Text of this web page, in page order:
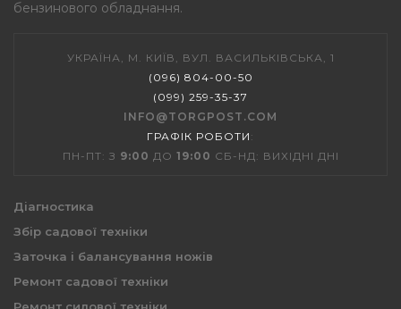
бензинового обладнання.
УКРАЇНА, М. КИЇВ, ВУЛ. ВАСИЛЬКІВСЬКА, 1
(096) 804-00-50
(099) 259-35-37
INFO@TORGPOST.COM
ГРАФІК РОБОТИ :
ПН-ПТ: З 9:00 ДО 19:00 СБ-НД: ВИХІДНІ ДНІ
Діагностика
Збір садової техніки
Заточка і балансування ножів
Ремонт садової техніки